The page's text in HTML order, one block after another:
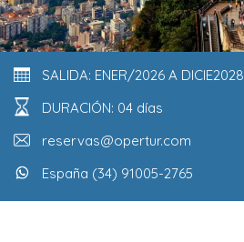
SALIDA: ENER/2026 A DICIE2028
DURACIÓN: 04 días
reservas@opertur.com
España (34) 91005-2765